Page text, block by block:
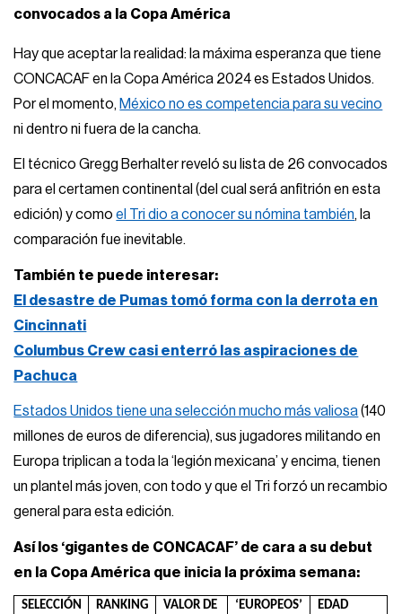
convocados a la Copa América
Hay que aceptar la realidad: la máxima esperanza que tiene
CONCACAF en la Copa América 2024 es Estados Unidos.
Por el momento, México no es competencia para su vecino
ni dentro ni fuera de la cancha.
El técnico Gregg Berhalter reveló su lista de 26 convocados
para el certamen continental (del cual será anfitrión en esta
edición) y comoel Tri dio a conocer su nómina también, la
comparación fue inevitable.
También te puede interesar:
El desastre de Pumas tomó forma con la derrota en
Cincinnati
Columbus Crew casi enterró las aspiraciones de
Pachuca
Estados Unidos tiene una selección mucho más valiosa(140
millones de euros de diferencia), sus jugadores militando en
Europa triplican a toda la ‘legión mexicana’ y encima, tienen
un plantel más joven, con todo y que el Tri forzó un recambio
general para esta edición.
Así los ‘gigantes de CONCACAF’ de cara a su debut
en la Copa América que inicia la próxima semana:
SELECCIÓN
RANKING
VALOR DE
‘EUROPEOS’
EDAD